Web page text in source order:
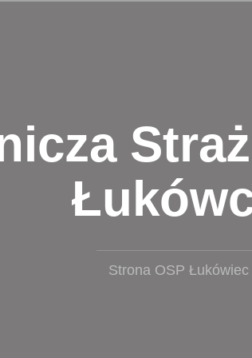
Strona OSP Łukówiec